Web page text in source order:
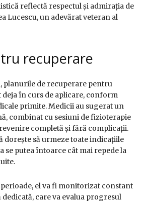
reflectă respectul și admirația de
Lucescu, un adevărat veteran al
recuperare
planurile de recuperare pentru
deja în curs de aplicare, conform
primite. Medicii au sugerat un
combinat cu sesiuni de fizioterapie
completă și fără complicații.
dorește să urmeze toate indicațiile
se putea întoarce cât mai repede la
el va fi monitorizat constant
dedicată, care va evalua progresul